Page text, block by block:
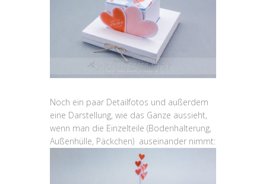
Noch ein paar Detailfotos und außerdem
eine Darstellung, wie das Ganze aussieht,
wenn man die Einzelteile (Bodenhalterung,
Außenhülle, Päckchen) auseinander nimmt: